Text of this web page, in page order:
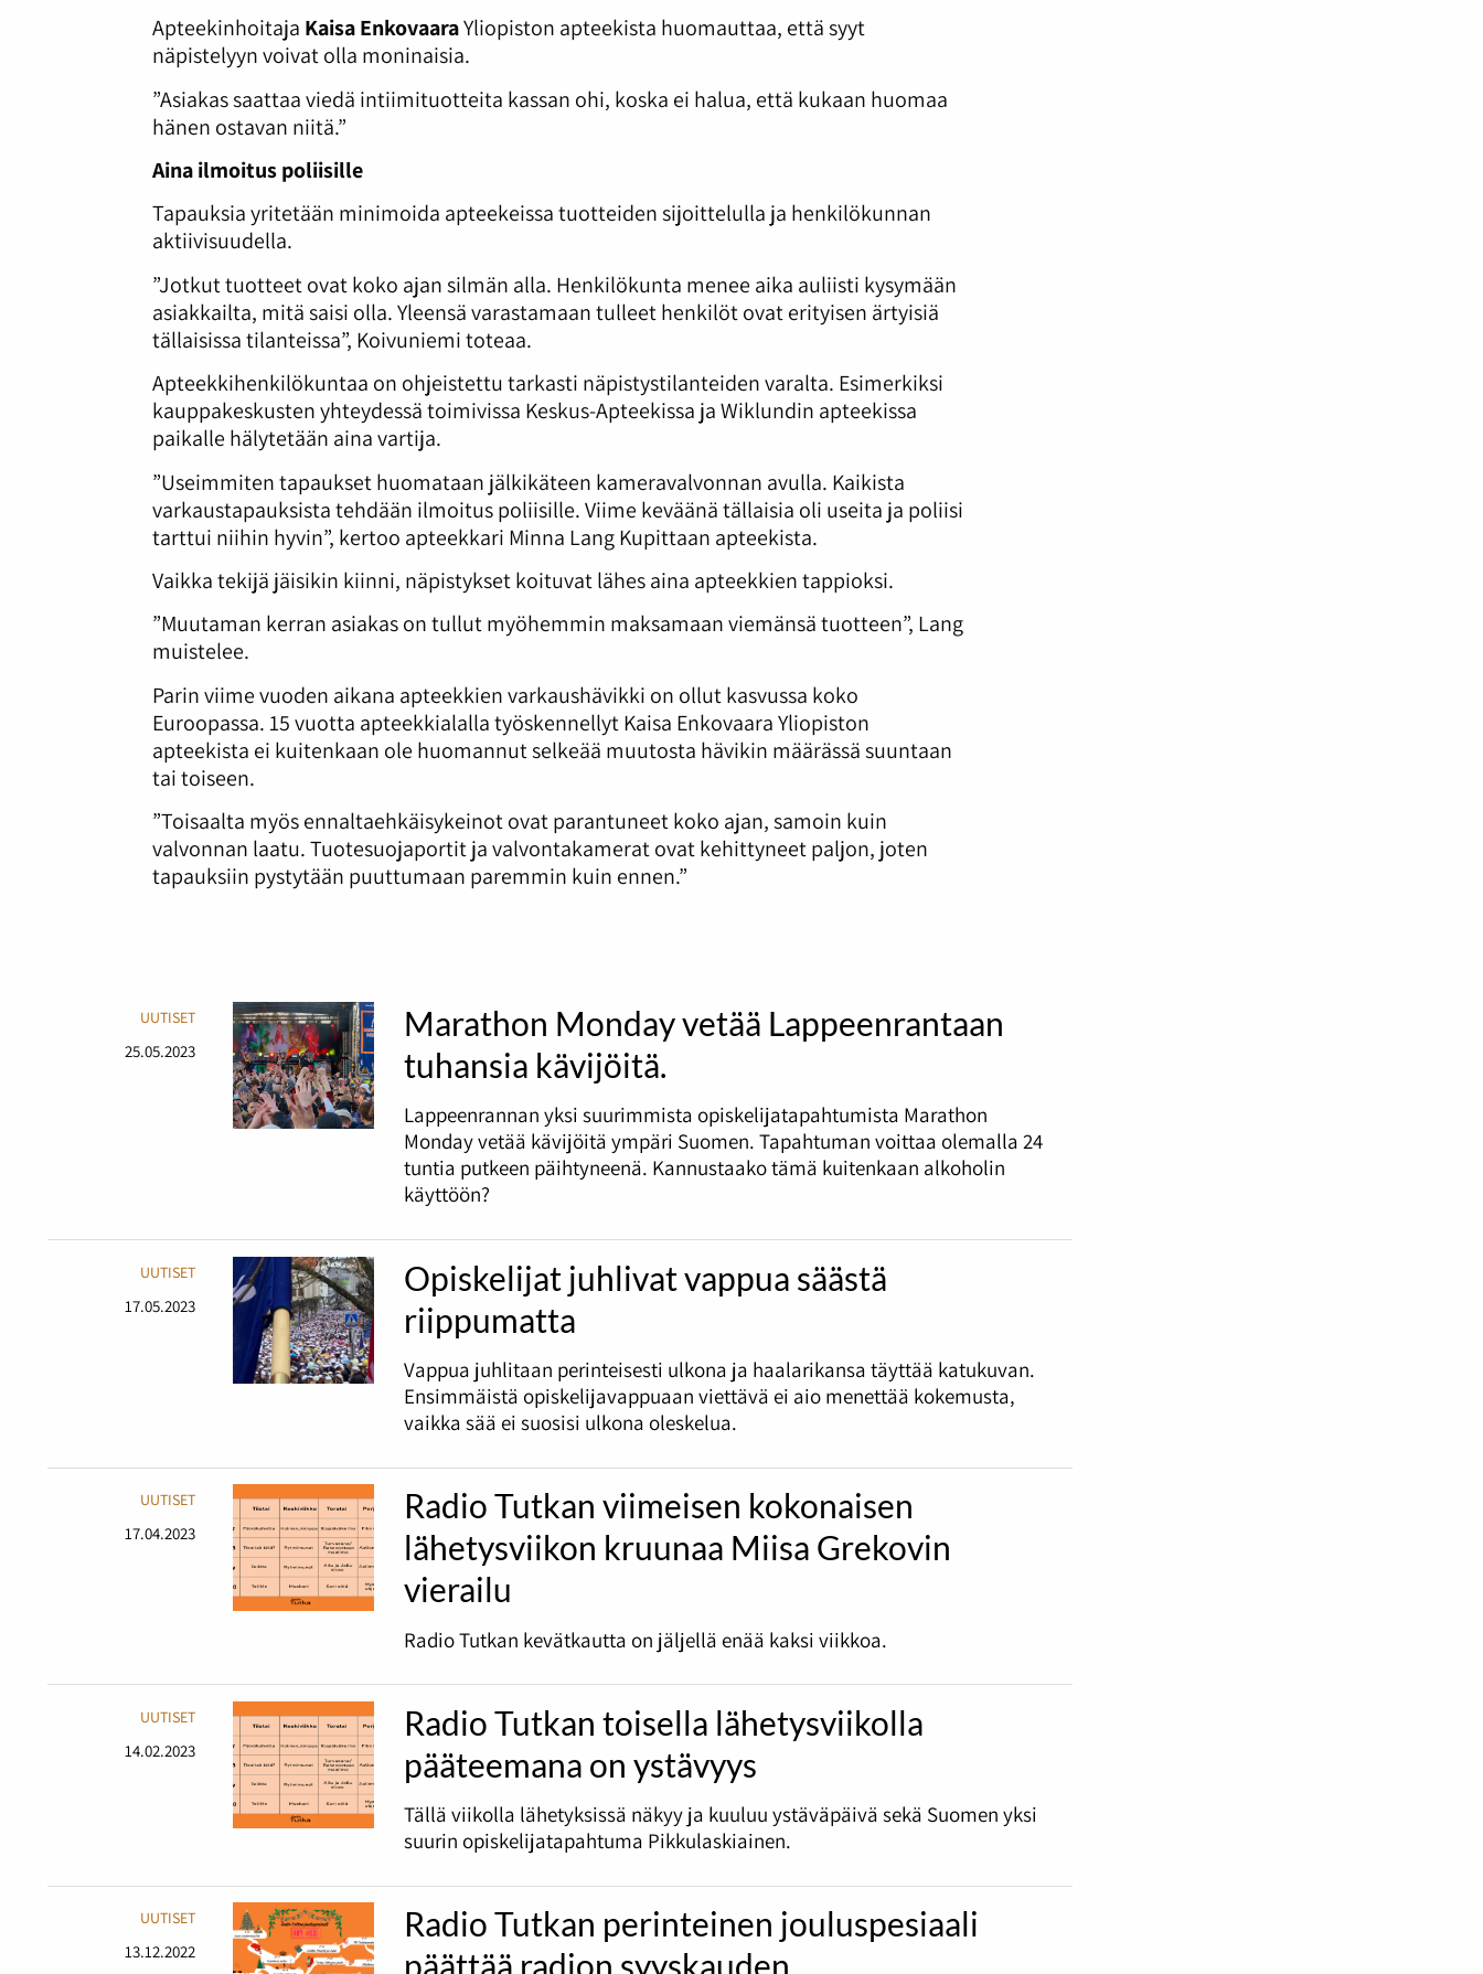
Apteekinhoitaja Kaisa EnkovaaraYliopiston apteekista huomauttaa, että syyt
näpistelyyn voivat olla moninaisia.
”Asiakas saattaa viedä intiimituotteita kassan ohi, koska ei halua, että kukaan huomaa
hänen ostavan niitä.”
Aina ilmoitus poliisille
Tapauksia yritetään minimoida apteekeissa tuotteiden sijoittelulla ja henkilökunnan
aktiivisuudella.
”Jotkut tuotteet ovat koko ajan silmän alla. Henkilökunta menee aika auliisti kysymään
asiakkailta, mitä saisi olla. Yleensä varastamaan tulleet henkilöt ovat erityisen ärtyisiä
tällaisissa tilanteissa”, Koivuniemi toteaa.
Apteekkihenkilökuntaa on ohjeistettu tarkasti näpistystilanteiden varalta. Esimerkiksi
kauppakeskusten yhteydessä toimivissa Keskus-Apteekissa ja Wiklundin apteekissa
paikalle hälytetään aina vartija.
”Useimmiten tapaukset huomataan jälkikäteen kameravalvonnan avulla. Kaikista
varkaustapauksista tehdään ilmoitus poliisille. Viime keväänä tällaisia oli useita ja poliisi
tarttui niihin hyvin”, kertoo apteekkari Minna Lang Kupittaan apteekista.
Vaikka tekijä jäisikin kiinni, näpistykset koituvat lähes aina apteekkien tappioksi.
”Muutaman kerran asiakas on tullut myöhemmin maksamaan viemänsä tuotteen”, Lang
muistelee.
Parin viime vuoden aikana apteekkien varkaushävikki on ollut kasvussa koko
Euroopassa. 15 vuotta apteekkialalla työskennellyt Kaisa Enkovaara Yliopiston
apteekista ei kuitenkaan ole huomannut selkeää muutosta hävikin määrässä suuntaan
tai toiseen.
”Toisaalta myös ennaltaehkäisykeinot ovat parantuneet koko ajan, samoin kuin
valvonnan laatu. Tuotesuojaportit ja valvontakamerat ovat kehittyneet paljon, joten
tapauksiin pystytään puuttumaan paremmin kuin ennen.”
UUTISET
25.05.2023
Marathon Monday vetää Lappeenrantaan
tuhansia kävijöitä.
Lappeenrannan yksi suurimmista opiskelijatapahtumista Marathon
Monday vetää kävijöitä ympäri Suomen. Tapahtuman voittaa olemalla 24
tuntia putkeen päihtyneenä. Kannustaako tämä kuitenkaan alkoholin
käyttöön?
UUTISET
17.05.2023
Opiskelijat juhlivat vappua säästä
riippumatta
Vappua juhlitaan perinteisesti ulkona ja haalarikansa täyttää katukuvan.
Ensimmäistä opiskelijavappuaan viettävä ei aio menettää kokemusta,
vaikka sää ei suosisi ulkona oleskelua.
UUTISET
17.04.2023
Radio Tutkan viimeisen kokonaisen
lähetysviikon kruunaa Miisa Grekovin
vierailu
Radio Tutkan kevätkautta on jäljellä enää kaksi viikkoa.
UUTISET
14.02.2023
Radio Tutkan toisella lähetysviikolla
pääteemana on ystävyys
Tällä viikolla lähetyksissä näkyy ja kuuluu ystäväpäivä sekä Suomen yksi
suurin opiskelijatapahtuma Pikkulaskiainen.
UUTISET
13.12.2022
Radio Tutkan perinteinen jouluspesiaali
päättää radion syyskauden